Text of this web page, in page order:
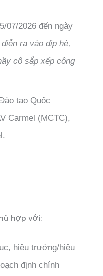
07/2026 đến ngày
ra vào dịp hè,
cô sắp xếp công
tạo Quốc
Carmel (MCTC),
hợp với:
hiệu trưởng/hiệu
định chính